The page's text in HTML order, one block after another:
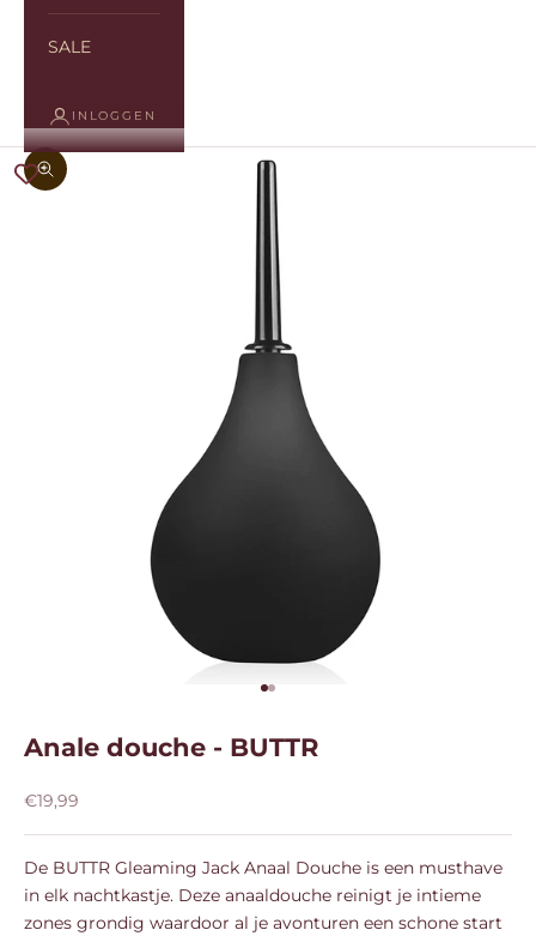
SALE
INLOGGEN
In-/uitzoomen
Naar artikel 1
Naar artikel 2
Anale douche - BUTTR
Aanbiedingsprijs
€19,99
De BUTTR Gleaming Jack Anaal Douche is een musthave
in elk nachtkastje. Deze anaaldouche reinigt je intieme
zones grondig waardoor al je avonturen een schone start